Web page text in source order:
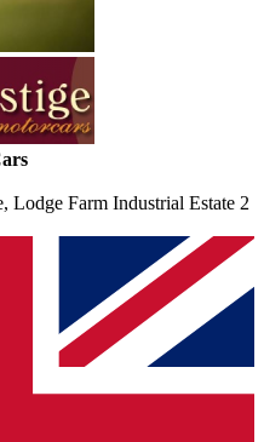
Farm Industrial Estate 2